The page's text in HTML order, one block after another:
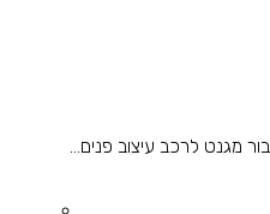
לרכב עיצוב פנים...